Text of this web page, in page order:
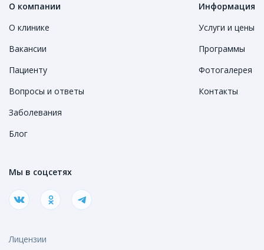
О компании
О клинике
Вакансии
Пациенту
Вопросы и ответы
Заболевания
Блог
Информация
Услуги и цены
Программы
Фотогалерея
Контакты
Мы в соцсетях
Лицензии